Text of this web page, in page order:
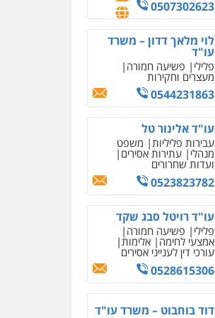
0507302623
לוי מלאך דדון – משרד
עו"ד
פלילי פשיעה חמורה
מעצרים וחקירות
0544231863
עו"ד אלינור טל
עבירות פליליות משפט
מנהלי עתירות אסירים
ועדות שחרורים
0523823782
עו"ד רויטל סבג שקד
פלילי פשיעה חמורה
אמצעי לחימה אלימות
עורכי דין לענייני אסירים
0528615306
דוד בוחבוט – משרד עו"ד
מחיקת כתבות מגוגל
ודחיקת אזכורים שליליים
שירותים מקצועיים לעורכי
דין
0522508109
אחסון אתרים
מהירות הגנה גיבוי
תמיכה שירותים מקצועיים
לעורכי דין
מרכז התחלה חדשה
אסירים עבירות מין
שירותים מקצועיים לעורכי
דין
0544500346
מאיה בלום, עו"ס,
טיפול ושיקום
טיפול בהתמכרויות
שירותים מקצועיים לעורכי